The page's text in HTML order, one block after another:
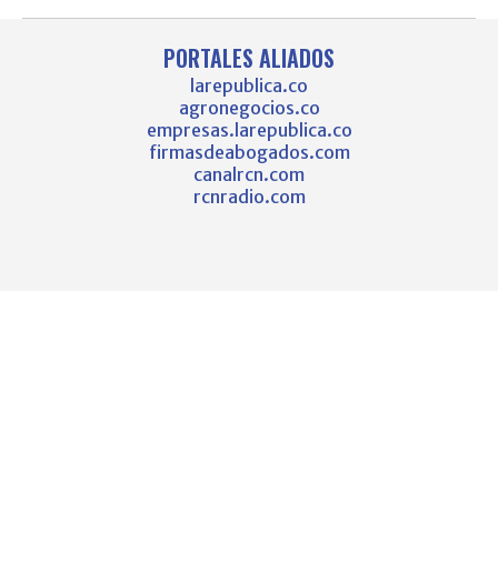
PORTALES ALIADOS
larepublica.co
agronegocios.co
empresas.larepublica.co
firmasdeabogados.com
canalrcn.com
rcnradio.com